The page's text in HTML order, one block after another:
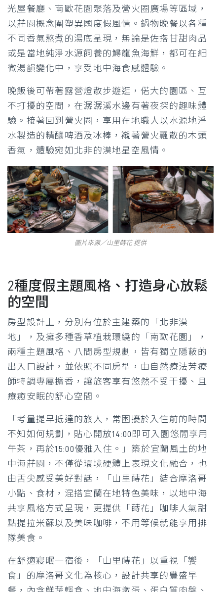
光屋餐廳、南歐花園聚落及營火圈廣場等區域，
以莊園概念圍塑異國度假風情。鍋物晚餐以各種
不同香氣熬煮的湯底呈現，無論是佐搭甘甜肉品
或是當地純淨水源飼養的鱘龍魚海鮮，都可在細
微湯韻變化中，享受地中海食感體驗。
晚飯後可帶著露營燈散步遊逛，偌大的園區、互
不打擾的空間，在潺潺溪水邊有著夜探的趣味體
驗。接著回到營火圈，享用在地職人以水源地淨
水製造的精釀啤酒及冰棒，襯著營火飄散的木頭
香氣，體驗宛如北非的漠地星空風情。
圖片來源／山里蒔花 提供
2種度假主題風格、打造身心放鬆
的空間
房型設計上，分別有位於主建築的「北非漠
地」，及擁多種香草植栽環繞的「南歐花園」，
兩種主題風格、八間房型規劃，皆有獨立隱蔽的
出入口設計，並依照不同房型，由自然療法芳療
師特調專屬擴香，讓旅客享有悠然不受干擾、且
療癒安眠的舒心空間。
「考量提早抵達的旅人，常困擾於入住前的時間
不知如何規劃，貼心開放14:00即可入園悠閒享用
午茶，再於15:00優雅入住。」築於宜蘭風土的地
中海莊園，不僅從環境硬體上表現文化融合，也
由舌尖感受美好對話，「山里蒔花」結合摩洛哥
小點、食材，混搭宜蘭在地特色美味，以地中海
共享風格方式呈現，更提供「蒔花」咖啡人氣甜
點提拉米蘇以及美味咖啡，不用等候就能享用排
隊美食。
在舒適寢眠一宿後，「山里蒔花」以重視「饗
食」的摩洛哥文化為核心，設計共享的豐盛早